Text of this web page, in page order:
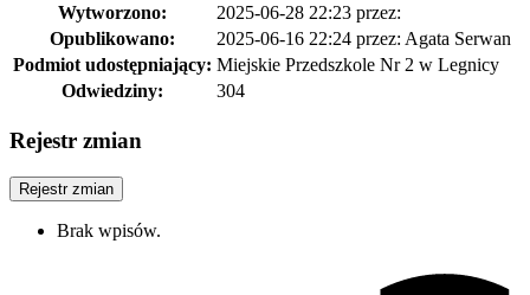
Wytworzono:
2025-06-28 22:23 przez:
Opublikowano:
2025-06-16 22:24 przez: Agata Serwan
Podmiot udostępniający: Miejskie Przedszkole Nr 2 w Legnicy
Odwiedziny:
304
Rejestr zmian
Rejestr zmian
Brak wpisów.